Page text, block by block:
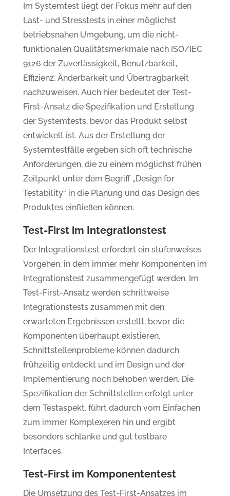
Im Systemtest liegt der Fokus mehr auf den
Last- und Stresstests in einer möglichst
betriebsnahen Umgebung, um die nicht-
funktionalen Qualitätsmerkmale nach ISO/IEC
9126 der Zuverlässigkeit, Benutzbarkeit,
Effizienz, Änderbarkeit und Übertragbarkeit
nachzuweisen. Auch hier bedeutet der Test-
First-Ansatz die Spezifikation und Erstellung
der Systemtests, bevor das Produkt selbst
entwickelt ist. Aus der Erstellung der
Systemtestfälle ergeben sich oft technische
Anforderungen, die zu einem möglichst frühen
Zeitpunkt unter dem Begriff „Design for
Testability“ in die Planung und das Design des
Produktes einfließen können.
Test-First im Integrationstest
Der Integrationstest erfordert ein stufenweises
Vorgehen, in dem immer mehr Komponenten im
Integrationstest zusammengefügt werden. Im
Test-First-Ansatz werden schrittweise
Integrationstests zusammen mit den
erwarteten Ergebnissen erstellt, bevor die
Komponenten überhaupt existieren.
Schnittstellenprobleme können dadurch
frühzeitig entdeckt und im Design und der
Implementierung noch behoben werden. Die
Spezifikation der Schnittstellen erfolgt unter
dem Testaspekt, führt dadurch vom Einfachen
zum immer Komplexeren hin und ergibt
besonders schlanke und gut testbare
Interfaces.
Test-First im Komponententest
Die Umsetzung des Test-First-Ansatzes im